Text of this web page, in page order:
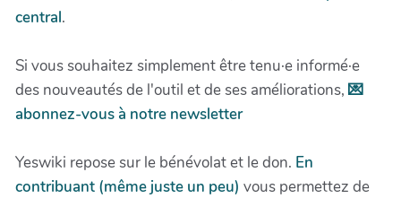
central.
Si vous souhaitez simplement être tenu·e informé·e
des nouveautés de l'outil et de ses améliorations, 💌
abonnez-vous à notre newsletter
Yeswiki repose sur le bénévolat et le don. En
contribuant (même juste un peu) vous permettez de